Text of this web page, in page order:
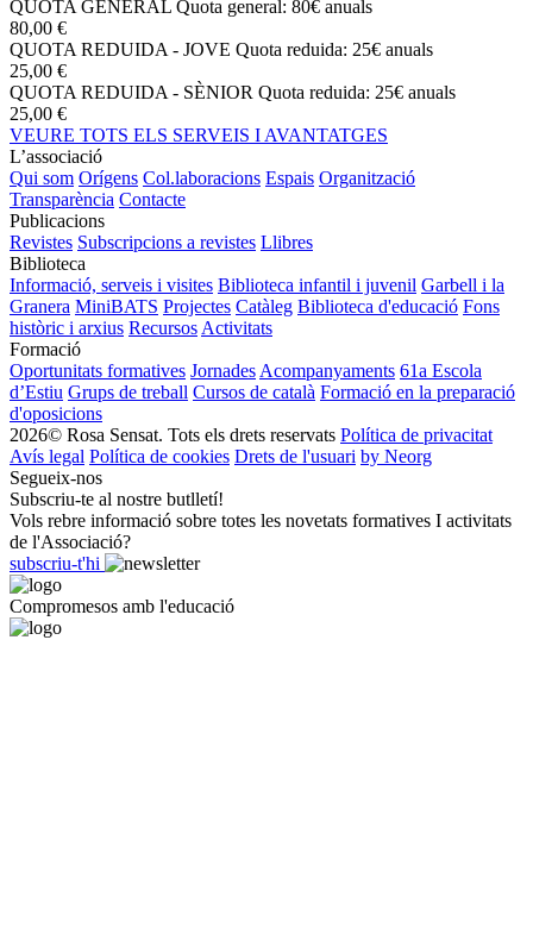
QUOTA GENERAL Quota general: 80€ anuals
80,00 €
QUOTA REDUIDA - JOVE Quota reduida: 25€ anuals
25,00 €
QUOTA REDUIDA - SÈNIOR Quota reduida: 25€ anuals
25,00 €
VEURE TOTS ELS SERVEIS I AVANTATGES
L’associació
Qui som Orígens Col.laboracions Espais Organització
Transparència Contacte
Publicacions
Revistes Subscripcions a revistes Llibres
Biblioteca
Informació, serveis i visites Biblioteca infantil i juvenil Garbell i la
Granera MiniBATS Projectes Catàleg Biblioteca d'educació Fons
històric i arxius Recursos Activitats
Formació
Oportunitats formatives Jornades Acompanyaments 61a Escola
d’Estiu Grups de treball Cursos de català Formació en la preparació
d'oposicions
2026© Rosa Sensat. Tots els drets reservats Política de privacitat
Avís legal Política de cookies Drets de l'usuari by Neorg
Segueix-nos
Subscriu-te al nostre butlletí!
Vols rebre informació sobre totes les novetats formatives I activitats
de l'Associació?
subscriu-t'hi
Compromesos amb l'educació